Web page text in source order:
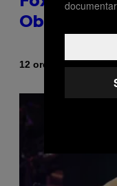
Obama?
12 ore fa Caleb